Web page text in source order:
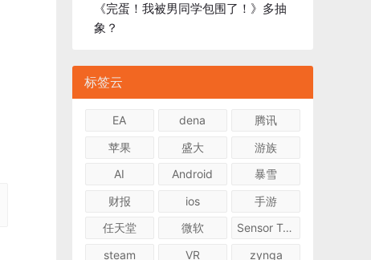
《完蛋！我被男同学包围了！》多抽
象？
标签云
EA dena
腾讯
苹果
盛大
游族
AI
Android
暴雪
财报
ios
手游
任天堂
微软
Sensor Tower
steam
VR zynga